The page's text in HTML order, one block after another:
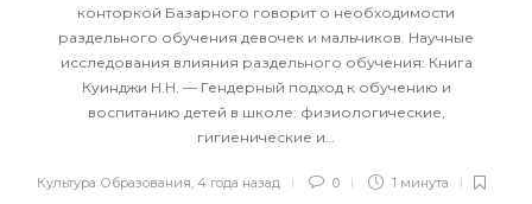
конторкой Базарного говорит о необходимости
раздельного обучения девочек и мальчиков. Научные
исследования влияния раздельного обучения: Книга
Куинджи Н.Н. — Гендерный подход к обучению и
воспитанию детей в школе: физиологические,
гигиенические и…
Культура Образования, 4 года назад 0 1 минута